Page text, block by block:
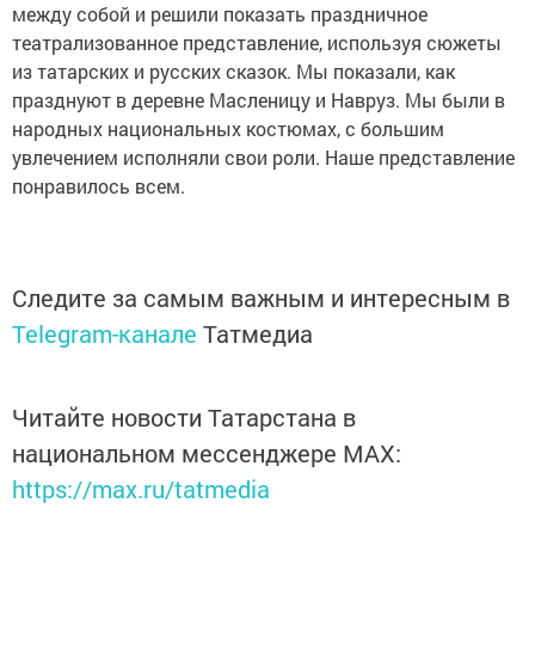
между собой и решили показать праздничное
театрализованное представление, используя сюжеты
из татарских и русских сказок. Мы показали, как
празднуют в деревне Масленицу и Навруз. Мы были в
народных национальных костюмах, с большим
увлечением исполняли свои роли. Наше представление
понравилось всем.
Следите за самым важным и интересным в
Telegram-канале Татмедиа
Читайте новости Татарстана в
национальном мессенджере MАХ:
https://max.ru/tatmedia